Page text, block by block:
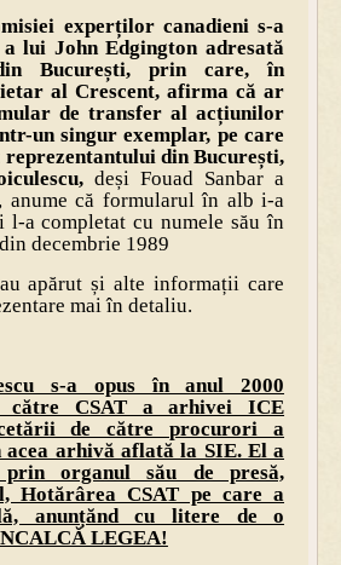
experților canadieni s-a
lui John Edgington adresată
București, prin care, în
al Crescent, afirma că ar
de transfer al acțiunilor
un singur exemplar, pe care
din București,
deși Fouad Sanbar a
anume că formularul în alb i-a
a completat cu numele său în
decembrie 1989
apărut și alte informații care
mai în detaliu.
s-a opus în anul 2000
către CSAT a arhivei ICE
de către procurori a
acea arhivă aflată la SIE. El a
organul său de presă,
Hotărârea CSAT pe care a
anunțănd cu litere de o
LEGEA!